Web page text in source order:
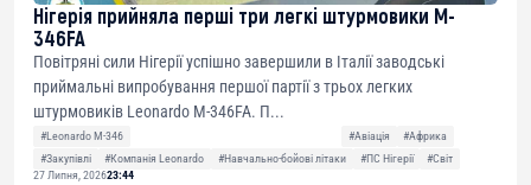
Нігерія прийняла перші три легкі штурмовики M-
346FA
Повітряні сили Нігерії успішно завершили в Італії заводські
приймальні випробування першої партії з трьох легких
штурмовиків Leonardo M-346FA. П...
#Leonardo M-346 #Авіація
#Африка
#Закупівлі
#Компанія Leonardo #Навчально-бойові літаки #ПС Нігерії
#Світ
27 Липня, 202623:44